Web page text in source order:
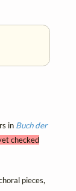
in Buch der
checked
pieces,